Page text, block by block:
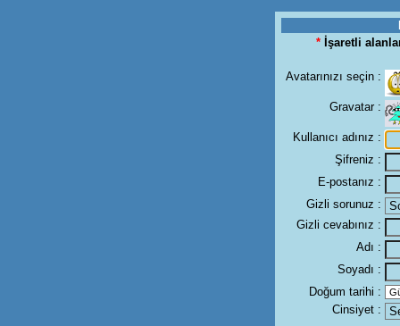
* İşaretli
Avatarınızı seçin :
Gravatar :
Kullanıcı adınız :
Şifreniz :
E-postanız :
Gizli sorunuz :
Gizli cevabınız :
Adı :
Soyadı :
Doğum tarihi :
Cinsiyet :